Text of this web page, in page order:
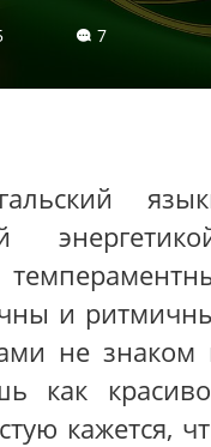
7
и
не знаком
как
кажется,